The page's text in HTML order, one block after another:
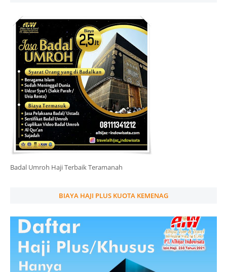
Badal Umroh Haji Terbaik Teramanah
BIAYA HAJI PLUS KUOTA KEMENAG